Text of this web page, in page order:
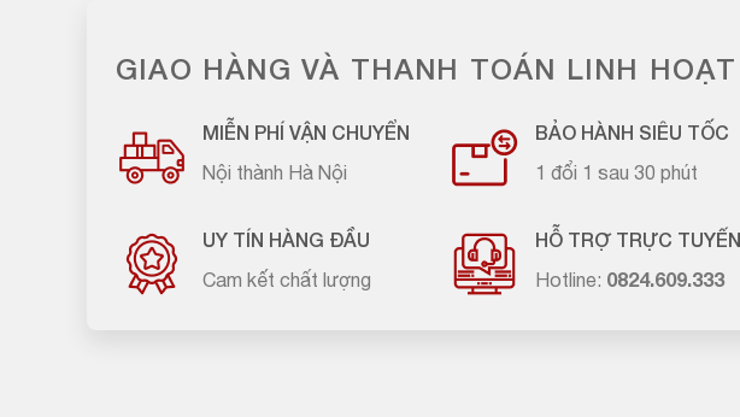
GIAO HÀNG VÀ THANH TOÁN LINH HOẠT
MIỄN PHÍ VẬN CHUYỂN
Nội thành Hà Nội
BẢO HÀNH SIÊU TỐC
1 đổi 1 sau 30 phút
UY TÍN HÀNG ĐẦU
Cam kết chất lượng
HỖ TRỢ TRỰC TUYẾN
Hotline: 0824.609.333